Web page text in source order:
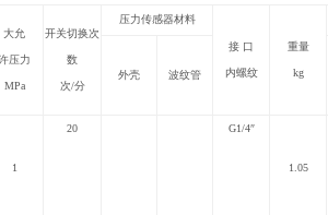
大允
压力
MPa
开关切换次
数
次/分
压力传感器材料
接 口
内螺纹
重量
kg
外壳 波纹管
1
20 G1/4″
1.05